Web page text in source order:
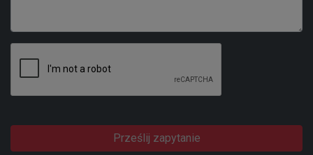
Prześlij zapytanie